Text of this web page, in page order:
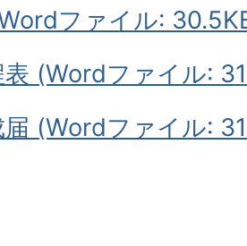
ファイル:
表 (Wordファイル:
(Wordファイル: